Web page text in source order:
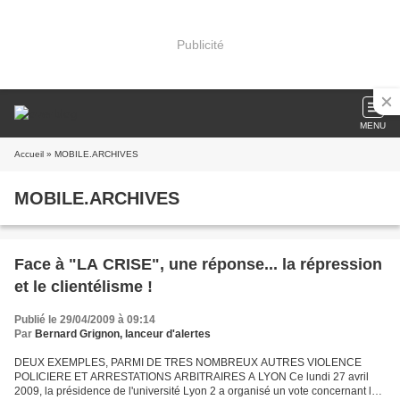
Publicité
MENU
Accueil » MOBILE.ARCHIVES
MOBILE.ARCHIVES
Face à "LA CRISE", une réponse... la répression
et le clientélisme !
Publié le 29/04/2009 à 09:14
Par Bernard Grignon, lanceur d'alertes
DEUX EXEMPLES, PARMI DE TRES NOMBREUX AUTRES VIOLENCE
POLICIERE ET ARRESTATIONS ARBITRAIRES A LYON Ce lundi 27 avril
2009, la présidence de l'université Lyon 2 a organisé un vote concernant le